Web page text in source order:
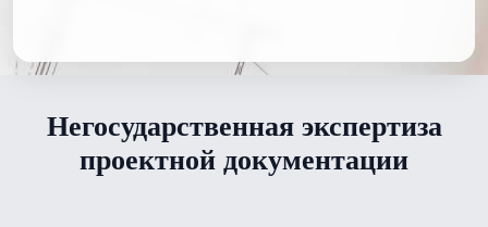
Негосударственная экспертиза
проектной документации